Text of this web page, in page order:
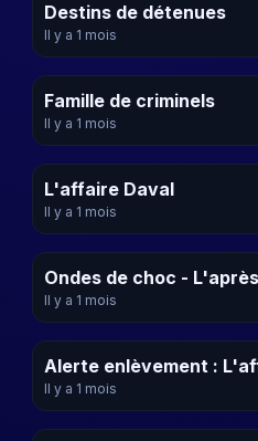
Destins de détenues
Il y a 1 mois
Famille de criminels
Il y a 1 mois
L'affaire Daval
Il y a 1 mois
Ondes de choc -
Il y a 1 mois
Alerte enlèvement :
Il y a 1 mois